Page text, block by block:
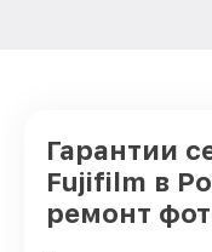
Гарантии
Fujifilm в
ремонт